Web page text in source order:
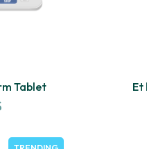
Tablet Et